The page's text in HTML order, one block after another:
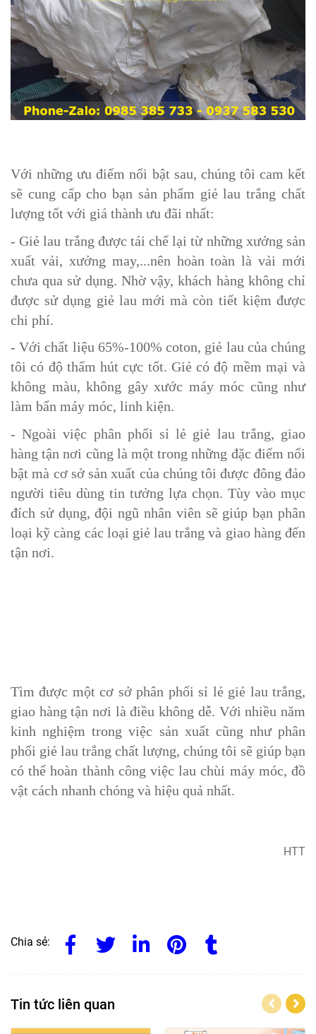
Với những ưu điểm nổi bật sau, chúng tôi cam kết
sẽ cung cấp cho bạn sản phẩm giẻ lau trắng chất
lượng tốt với giá thành ưu đãi nhất:
- Giẻ lau trắng được tái chế lại từ những xưởng sản
xuất vải, xưởng may,...nên hoàn toàn là vải mới
chưa qua sử dụng. Nhờ vậy, khách hàng không chỉ
được sử dụng giẻ lau mới mà còn tiết kiệm được
chi phí.
- Với chất liệu 65%-100% coton, giẻ lau của chúng
tôi có độ thấm hút cực tốt. Giẻ có độ mềm mại và
không màu, không gây xước máy móc cũng như
làm bẩn máy móc, linh kiện.
- Ngoài việc phân phối sỉ lẻ giẻ lau trắng, giao
hàng tận nơi cũng là một trong những đặc điểm nổi
bật mà cơ sở sản xuất của chúng tôi được đông đảo
người tiêu dùng tin tưởng lựa chọn. Tùy vào mục
đích sử dụng, đội ngũ nhân viên sẽ giúp bạn phân
loại kỹ càng các loại giẻ lau trắng và giao hàng đến
tận nơi.
Tìm được một cơ sở phân phối sỉ lẻ giẻ lau trắng,
giao hàng tận nơi là điều không dễ. Với nhiều năm
kinh nghiệm trong việc sản xuất cũng như phân
phối giẻ lau trắng chất lượng, chúng tôi sẽ giúp bạn
có thể hoàn thành công việc lau chùi máy móc, đồ
vật cách nhanh chóng và hiệu quả nhất.
HTT
Chia sẻ:
Tin tức liên quan